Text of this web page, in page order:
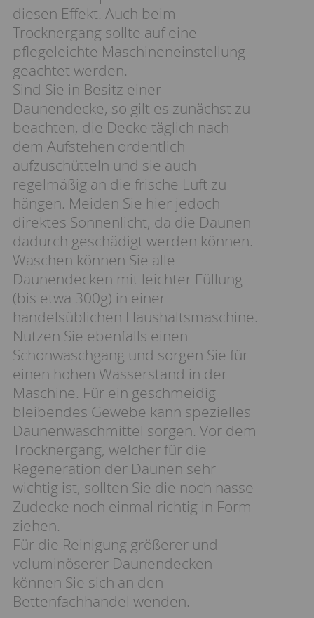
diesen Effekt. Auch beim
Trocknergang sollte auf eine
pflegeleichte Maschineneinstellung
geachtet werden.
Sind Sie in Besitz einer
Daunendecke, so gilt es zunächst zu
beachten, die Decke täglich nach
dem Aufstehen ordentlich
aufzuschütteln und sie auch
regelmäßig an die frische Luft zu
hängen. Meiden Sie hier jedoch
direktes Sonnenlicht, da die Daunen
dadurch geschädigt werden können.
Waschen können Sie alle
Daunendecken mit leichter Füllung
(bis etwa 300g) in einer
handelsüblichen Haushaltsmaschine.
Nutzen Sie ebenfalls einen
Schonwaschgang und sorgen Sie für
einen hohen Wasserstand in der
Maschine. Für ein geschmeidig
bleibendes Gewebe kann spezielles
Daunenwaschmittel sorgen. Vor dem
Trocknergang, welcher für die
Regeneration der Daunen sehr
wichtig ist, sollten Sie die noch nasse
Zudecke noch einmal richtig in Form
ziehen.
Für die Reinigung größerer und
voluminöserer Daunendecken
können Sie sich an den
Bettenfachhandel wenden.